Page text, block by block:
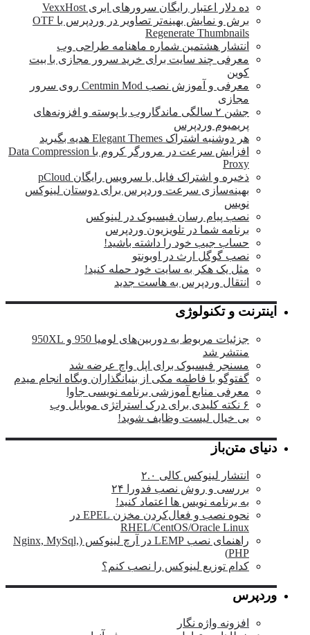
ده دلار اعتبار رایگان سرورهای ابری VexxHost
برش و نمایش بهینه‌تر تصاویر در وردپرس با OTF
Regenerate Thumbnails
انتشار هشتمین شماره ماهنامه طراحی وب
معرفی چند سایت برای خرید سرور مجازی با بیت
کوین
معرفی و آموزش نصب Centmin Mod روی سرور
مجازی
جشن ۲ سالگی ماندگار‌وب با پوسته و افزونه‌های
پریمیوم وردپرس
هر دوشنبه اشتراک Elegant Themes هدیه بگیرید
افزایش سرعت در مرورگر کروم با Data Compression
Proxy
ذخیره و اشتراک فایل با سرویس رایگان pCloud
بهینه‌سازی سرعت وردپرس برای دوستان لینوکس
نویس
نصب پیام رسان فیسبوک در لینوکس
برنامه شما در تلویزیون وردپرس
حساب جیب خود را داشته باشید!
نصب گوگل ارث در اوبونتو
مثل یک هکر به سایت خود حمله کنید!
انتقال وردپرس به هاست جدید
اینترنت و تکنولوژی
جزئیات مربوط به دوربین‌های لومیا 950 و 950XL
منتشر شد
مسنجر فیسبوک برای اپل واچ عرضه شد
گفتوگو با فاطمه مکی از بنیانگذاران وبگاه انجام میدم
معرفی منابع آموزشی برنامه نویسی جاوا
بی خیال لیست وظایف شوید!
دنیای متن‌باز
انتشار لینوکس کالی ۲.۰
بررسی و روش نصب فدورا ۲۴
به برنامه نویس ها اعتماد کنید!
نحوه نصب و فعال‌کردن مخزن EPEL در
RHEL/CentOS/Oracle Linux
راهنمای نصب LEMP در آرچ لینوکس (Nginx, MySql,
PHP)
کدام توزیع لینوکس را نصب کنم؟
وردپرس
افزونه واژه نگار